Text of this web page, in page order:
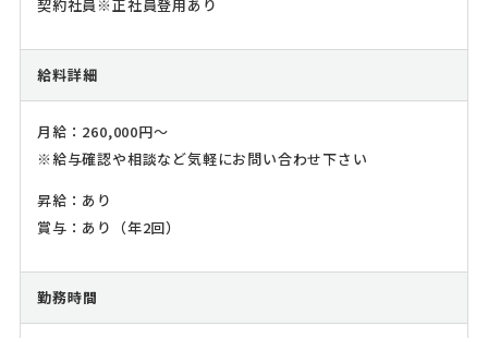
契約社員※正社員登用あり
給料詳細
月給：260,000円～
※給与確認や相談など気軽にお問い合わせ下さい
昇給：あり
賞与：あり（年2回）
勤務時間